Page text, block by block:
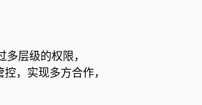
层级的权限，
，实现多方合作，